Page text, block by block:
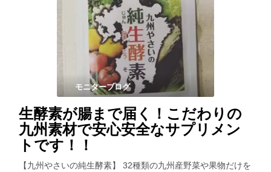
モニターブログ
生酵素が腸まで届く！こだわりの
九州素材で安心安全なサプリメン
トです！！
【九州やさいの純生酵素】 32種類の九州産野菜や果物だけを